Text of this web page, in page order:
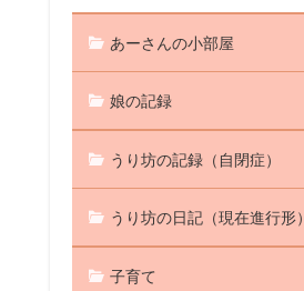
あーさんの小部屋
娘の記録
うり坊の記録（自閉症）
うり坊の日記（現在進行形）
子育て